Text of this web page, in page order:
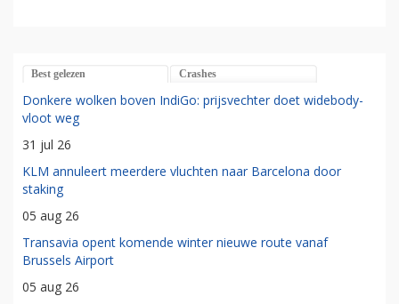
Best gelezen Crashes
Donkere wolken boven IndiGo: prijsvechter doet widebody-
vloot weg
31 jul 26
KLM annuleert meerdere vluchten naar Barcelona door
staking
05 aug 26
Transavia opent komende winter nieuwe route vanaf
Brussels Airport
05 aug 26